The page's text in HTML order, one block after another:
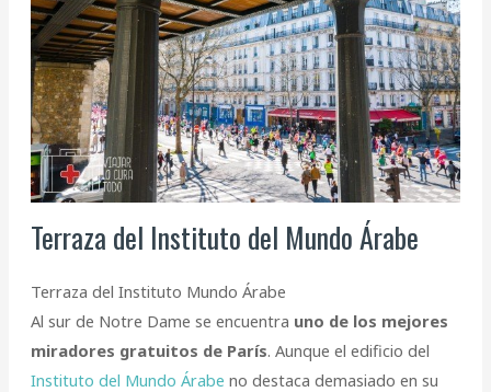
Terraza del Instituto del Mundo Árabe
Terraza del Instituto Mundo Árabe
Al sur de Notre Dame se encuentra uno de los mejores
miradores gratuitos de París. Aunque el edificio del
Instituto del Mundo Árabe no destaca demasiado en su